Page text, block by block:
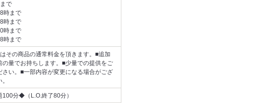
で
時まで
時まで
時まで
時まで
その商品の通常料金を頂きます。■追加
の量でお持ちします。■少量での提供をご
さい。■一部内容が変更になる場合がござ
分◆（L.O.終了80分）